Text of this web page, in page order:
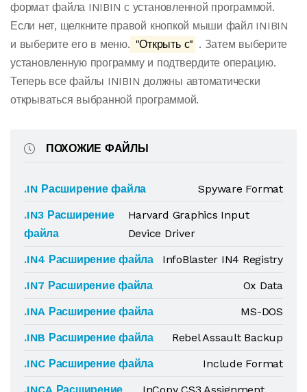
формат файла INIBIN с установленной программой.
Если нет, щелкните правой кнопкой мыши файл INIBIN
и выберите его в меню. "Открыть с" . Затем выберите
установленную программу и подтвердите операцию.
Теперь все файлы INIBIN должны автоматически
открываться выбранной программой.
ПОХОЖИЕ ФАЙЛЫ
.IN Расширение файла
Spyware Format
.IN3 Расширение
файла
Harvard Graphics Input
Device Driver
.IN4 Расширение файла
InfoBlaster IN4 Registry
.IN7 Расширение файла
Ox Data
.INA Расширение файла
MS-DOS
.INB Расширение файла
Rebel Assault Backup
.INC Расширение файла
Include Format